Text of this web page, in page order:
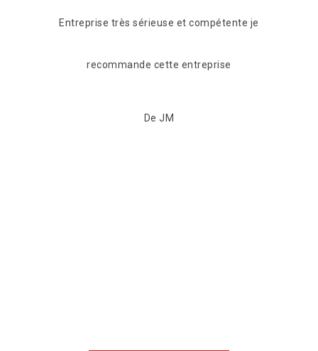
Entreprise très sérieuse et compétente je
recommande cette entreprise
De JM